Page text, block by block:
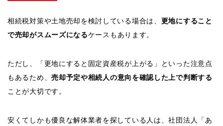
相続税対策や土地売却を検討している場合は、 更地にすること
で売却がスムーズになるケースもあります。
ただし、「更地にすると固定資産税が上がる」といった注意点
もあるため、売却予定や相続人の意向を確認した上で判断する
ことが大切です。
安くてしかも優良な解体業者を探している人は、社団法人「あ